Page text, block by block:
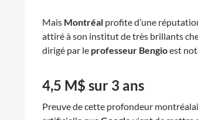
Mais Montréal profite d’une
attiré à son institut de très brillants
dirigé par le professeur Bengioest
4,5 M$ sur 3 ans
Preuve de cette profondeur